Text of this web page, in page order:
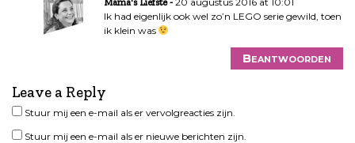
Ik had eigenlijk ook wel zo’n LEGO serie gewild, toen
ik klein was
Beantwoorden
Leave a Reply
Stuur mij een e-mail als er vervolgreacties zijn.
Stuur mij een e-mail als er nieuwe berichten zijn.